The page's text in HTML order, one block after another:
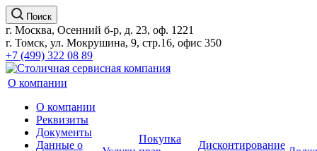
Поиск
г. Москва, Осенний б-р, д. 23, оф. 1221
г. Томск, ул. Мокрушина, 9, стр.16, офис 350
+7 (499) 322 08 89
О компании
О компании
Реквизиты
Документы
Данные о
Покупка
Дисконтирование